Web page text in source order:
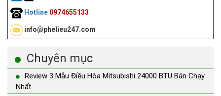
Hotline 0974655133
info@phelieu247.com
Chuyên mục
Review 3 Mẫu Điều Hòa Mitsubishi 24000 BTU Bán Chạy
Nhất